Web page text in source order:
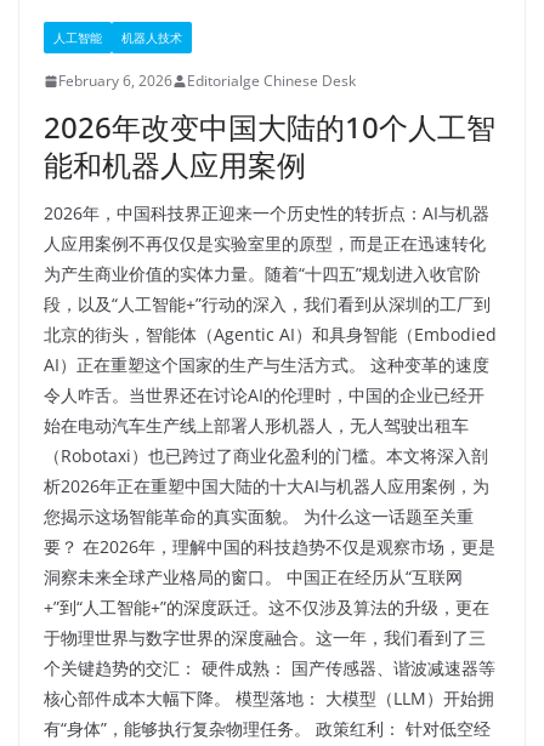
人工智能 机器人技术
February 6, 2026 Editorialge Chinese Desk
2026年改变中国大陆的10个人工智
能和机器人应用案例
2026年，中国科技界正迎来一个历史性的转折点：AI与机器
人应用案例不再仅仅是实验室里的原型，而是正在迅速转化
为产生商业价值的实体力量。随着“十四五”规划进入收官阶
段，以及“人工智能+”行动的深入，我们看到从深圳的工厂到
北京的街头，智能体（Agentic AI）和具身智能（Embodied
AI）正在重塑这个国家的生产与生活方式。 这种变革的速度
令人咋舌。当世界还在讨论AI的伦理时，中国的企业已经开
始在电动汽车生产线上部署人形机器人，无人驾驶出租车
（Robotaxi）也已跨过了商业化盈利的门槛。本文将深入剖
析2026年正在重塑中国大陆的十大AI与机器人应用案例，为
您揭示这场智能革命的真实面貌。 为什么这一话题至关重
要？ 在2026年，理解中国的科技趋势不仅是观察市场，更是
洞察未来全球产业格局的窗口。 中国正在经历从“互联网
+”到“人工智能+”的深度跃迁。这不仅涉及算法的升级，更在
于物理世界与数字世界的深度融合。这一年，我们看到了三
个关键趋势的交汇： 硬件成熟： 国产传感器、谐波减速器等
核心部件成本大幅下降。 模型落地： 大模型（LLM）开始拥
有“身体”，能够执行复杂物理任务。 政策红利： 针对低空经